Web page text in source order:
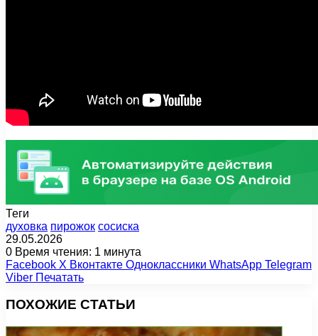
Теги
духовка пирожок сосиска
29.05.2026
0 Время чтения: 1 минута
Facebook X Вконтакте Одноклассники WhatsApp Telegram
Viber Печатать
ПОХОЖИЕ СТАТЬИ